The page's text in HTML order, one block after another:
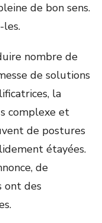
de bon sens.
les.
nombre de
de solutions
la
complexe et
de postures
étayées.
de
ont des